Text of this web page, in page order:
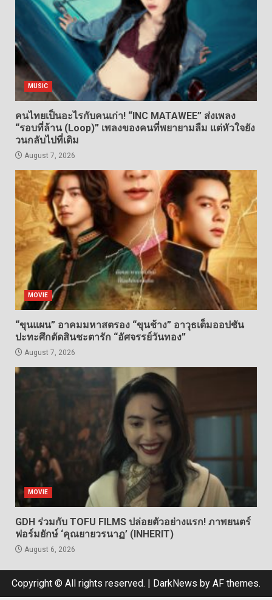
MUSIC
คนไทยเป็นอะไรกับคนเก่า! “INC MATAWEE” ส่งเพลง
“รอบที่ล้าน (Loop)” เพลงของคนที่พยายามลืม แต่หัวใจยัง
วนกลับไปที่เดิม
August 7, 2026
MOVIE
“ขุนแผน” อาคมมหาสตรอง “ขุนช้าง” อาวุธเต็มออปชัน
ปะทะศึกตัดสินชะตารัก “อัศจรรย์วันทอง”
August 7, 2026
MOVIE
GDH ร่วมกับ TOFU FILMS ปล่อยตัวอย่างแรก! ภาพยนตร์
ฟอร์มยักษ์ ‘คุณยายวรนาฏ’ (INHERIT)
August 6, 2026
Copyright © All rights reserved. | DarkNews by AF themes.